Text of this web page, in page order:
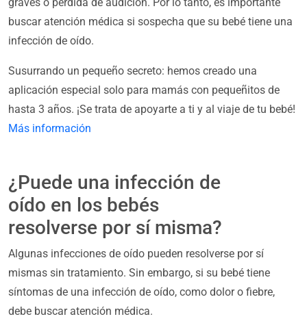
buscar atención médica si sospecha que su bebé tiene una
infección de oído.
Susurrando un pequeño secreto: hemos creado una
aplicación especial solo para mamás con pequeñitos de
hasta 3 años. ¡Se trata de apoyarte a ti y al viaje de tu bebé!
Más información
¿Puede una infección de
oído en los bebés
resolverse por sí misma?
Algunas infecciones de oído pueden resolverse por sí
mismas sin tratamiento. Sin embargo, si su bebé tiene
síntomas de una infección de oído, como dolor o fiebre,
debe buscar atención médica.